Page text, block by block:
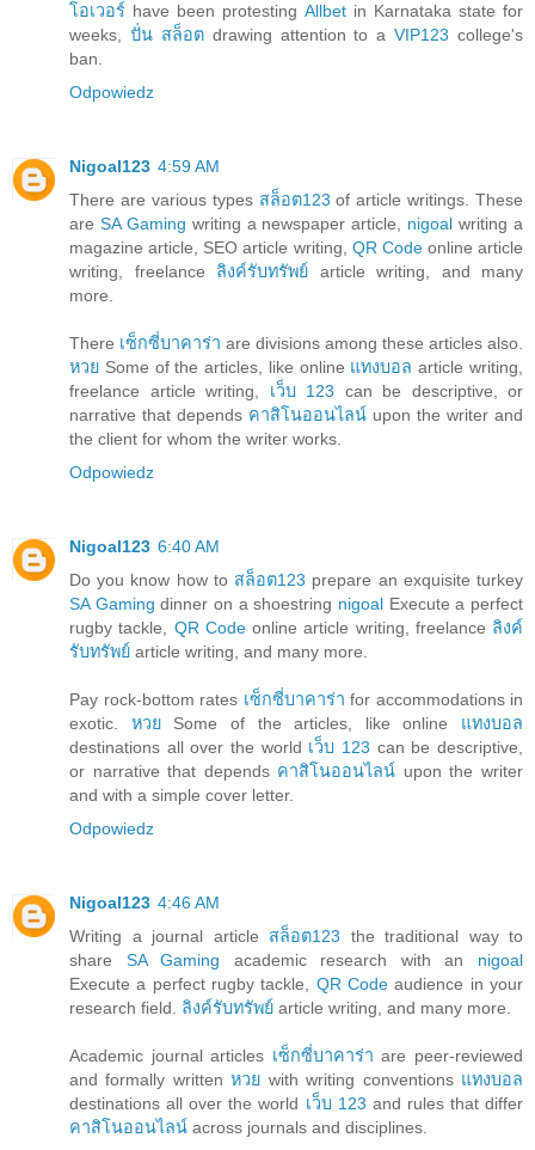
โอเวอร์ have been protesting Allbetin Karnataka state for
weeks, ปั่น สล็อตdrawing attention to aVIP123 college's
ban.
Odpowiedz
Nigoal123 4:59 AM
There are various types สล็อต123 of article writings. These
are SA Gaming writing a newspaper article, nigoal writing a
magazine article, SEO article writing, QR Codeonline article
writing, freelance ลิงค์รับทรัพย์ article writing, and many
more.
There เซ็กซี่บาคาร่า are divisions among these articles also.
หวย Some of the articles, like online แทงบอล article writing,
freelance article writing, เว็บ 123 can be descriptive, or
narrative that depends คาสิโนออนไลน์ upon the writer and
the client for whom the writer works.
Odpowiedz
Nigoal123 6:40 AM
Do you know how to สล็อต123 prepare an exquisite turkey
SA Gaming dinner on a shoestring nigoal Execute a perfect
rugby tackle, QR Codeonline article writing, freelance ลิงค์
รับทรัพย์ article writing, and many more.
Pay rock-bottom rates เซ็กซี่บาคาร่า for accommodations in
exotic. หวยSome of the articles, like online แทงบอล
destinations all over the world เว็บ 123 can be descriptive,
or narrative that depends คาสิโนออนไลน์ upon the writer
and with a simple cover letter.
Odpowiedz
Nigoal123 4:46 AM
Writing a journal article สล็อต123 the traditional way to
share SA Gaming academic research with an nigoal
Execute a perfect rugby tackle, QR Code audience in your
research field. ลิงค์รับทรัพย์ article writing, and many more.
Academic journal articles เซ็กซี่บาคาร่า are peer-reviewed
and formally writtenหวย with writing conventions แทงบอล
destinations all over the world เว็บ 123 and rules that differ
คาสิโนออนไลน์ across journals and disciplines.